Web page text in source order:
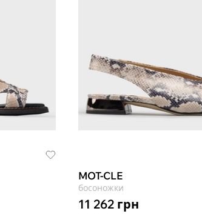
MOT-CLE
босоножки
11 262 грн